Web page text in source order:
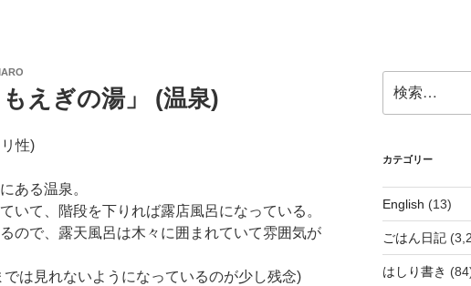
もえぎの湯」 (温泉)
性)
ある温泉。
いて、階段を下りれば露店風呂になっている。
ので、露天風呂は木々に囲まれていて雰囲気が
は見れないようになっているのが少し残念)
索:
カテゴリー
English (13)
ごはん日記
はしり書き